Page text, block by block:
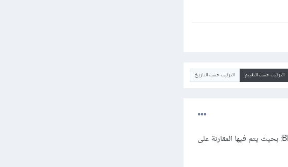
الترتيب حسب التقييم الترتيب حسب التاريخ
عملية المقارنة ( | ) هي عملية ثناية تتم على مستوى البت وتعرف بـ Bitwise Operation: بحيث يتم فيها المقارنة على